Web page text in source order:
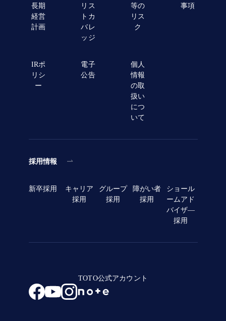
長期
経営
計画
リス
トカ
バレ
ッジ
等の
リス
ク
事項
IRポ
リシ
ー
電子
公告
個人
情報
の取
扱い
につ
いて
採用情報
新卒採用
キャリア
採用
グループ
採用
障がい者
採用
ショール
ームアド
バイザ―
採用
TOTO公式アカウント